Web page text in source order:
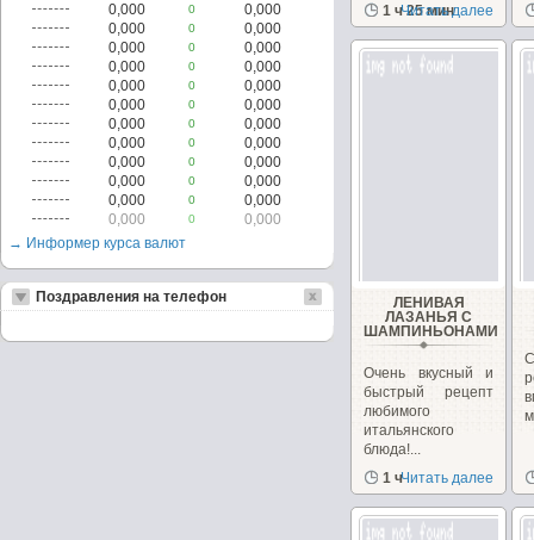
1 ч 25 мин
Читать далее
ЛЕНИВАЯ
ЛАЗАНЬЯ С
ШАМПИНЬОНАМИ
Очень вкусный и
быстрый рецепт
любимого
итальянского
блюда!...
1 чЧитать далее
0,000
0
0,000
0,000
0
0,000
0,000
0
0,000
0,000
0
0,000
0,000
0
0,000
0,000
0
0,000
0,000
0
0,000
0,000
0
0,000
0,000
0
0,000
0,000
0
0,000
0,000
0
0,000
0,000
0
0,000
→ Информер курса валют
Поздравления на телефон